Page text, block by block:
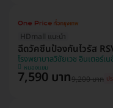
HDmall แนะนำ
ฉีดวัคซีนป้องกันไวรัส
โรงพยาบาลวิชัยเวช อินเตอร์
หนองแขม
7,590 บาท9,200 บาท ป